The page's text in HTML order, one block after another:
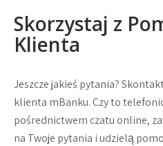
Skorzystaj z
Klienta
Jeszcze jakieś pytania?
klienta mBanku. Czy to
pośrednictwem czatu online,
na Twoje pytania i udzielą